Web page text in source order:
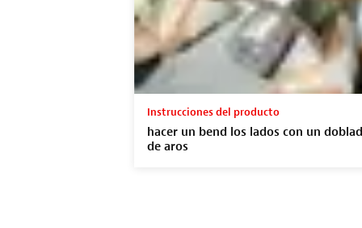
Instrucciones del producto
hacer un bend los lados con un
de aros